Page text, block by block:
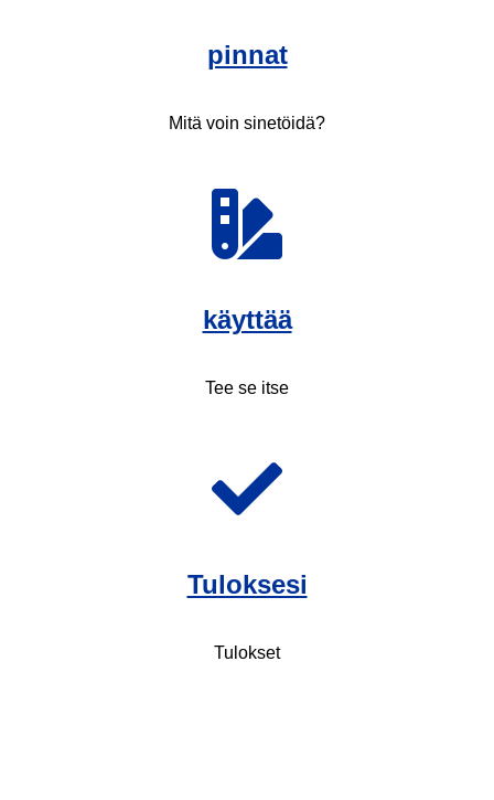
pinnat
Mitä voin sinetöidä?
käyttää
Tee se itse
Tuloksesi
Tulokset